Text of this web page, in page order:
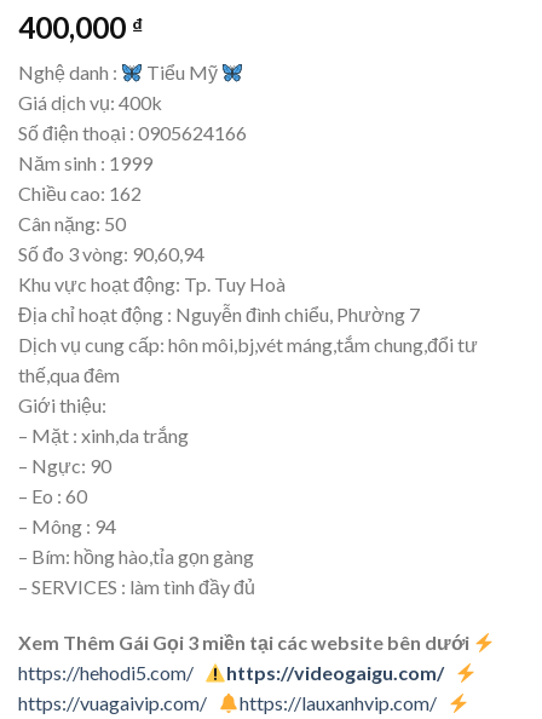
400,000 ₫
Nghệ danh :
Tiểu Mỹ
Giá dịch vụ: 400k
Số điện thoại : 0905624166
Năm sinh : 1999
Chiều cao: 162
Cân nặng: 50
Số đo 3 vòng: 90,60,94
Khu vực hoạt động: Tp. Tuy Hoà
Địa chỉ hoạt động : Nguyễn đình chiểu, Phường 7
Dịch vụ cung cấp: hôn môi,bj,vét máng,tắm chung,đổi tư
thế,qua đêm
Giới thiệu:
– Mặt : xinh,da trắng
– Ngực: 90
– Eo : 60
– Mông : 94
– Bím: hồng hào,tỉa gọn gàng
– SERVICES : làm tình đầy đủ
Xem Thêm Gái Gọi 3 miền tại các website bên dưới
https://hehodi5.com/
https://videogaigu.com/
https://vuagaivip.com/
https://lauxanhvip.com/